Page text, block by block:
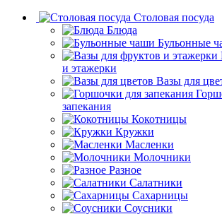
Столовая посуда
Блюда
Бульонные
и этажерки
Вазы для
запекания
Кокотницы
Кружки
Масленки
Молочники
Разное
Салатники
Сахарницы
Соусники